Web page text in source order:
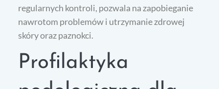
regularnych kontroli, pozwala na zapobieganie
nawrotom problemów i utrzymanie zdrowej
skóry oraz paznokci.
Profilaktyka